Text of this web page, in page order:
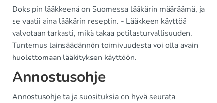
Doksipin lääkkeenä on Suomessa lääkärin määräämä, ja
se vaatii aina lääkärin reseptin. - Lääkkeen käyttöä
valvotaan tarkasti, mikä takaa potilasturvallisuuden.
Tuntemus lainsäädännön toimivuudesta voi olla avain
huolettomaan lääkityksen käyttöön.
Annostusohje
Annostusohjeita ja suosituksia on hyvä seurata